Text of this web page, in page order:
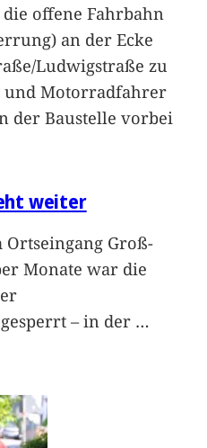
offene Fahrbahn
an der Ecke
Ludwigstraße zu
und Motorradfahrer
der Baustelle vorbei
weiter
Ortseingang Groß-
Monate war die
– in der …